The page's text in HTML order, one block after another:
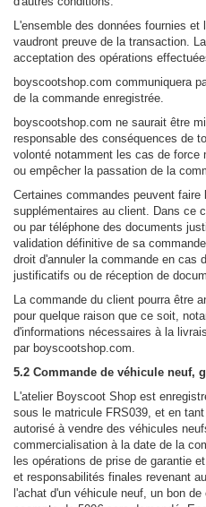
L'ensemble des données fournies
vaudront preuve de la transaction.
acceptation des opérations
boyscootshop.com communiquera
de la commande enregistrée.
boyscootshop.com ne saurait être
responsable des conséquences de
volonté notamment les cas de force
ou empêcher la passation de la
Certaines commandes peuvent faire
supplémentaires au client. Dans ce
ou par téléphone des documents
validation définitive de sa
droit d'annuler la commande en cas
justificatifs ou de réception de
La commande du client pourra être
pour quelque raison que ce soit,
d'informations nécessaires à la
par boyscootshop.com.
5.2 Commande de véhicule neuf,
L'atelier Boyscoot Shop est
sous le matricule FRS039, et en
autorisé à vendre des véhicules
commercialisation à la date de la
les opérations de prise de garantie
et responsabilités finales revenant
l'achat d'un véhicule neuf, un bon